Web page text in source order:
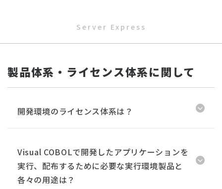
Server Express
製品体系・ライセンス体系に関して
開発環境のライセンス体系は？
Visual COBOLで開発したアプリケーションを
実行、配布するために必要な実行環境製品と
各々の用途は？